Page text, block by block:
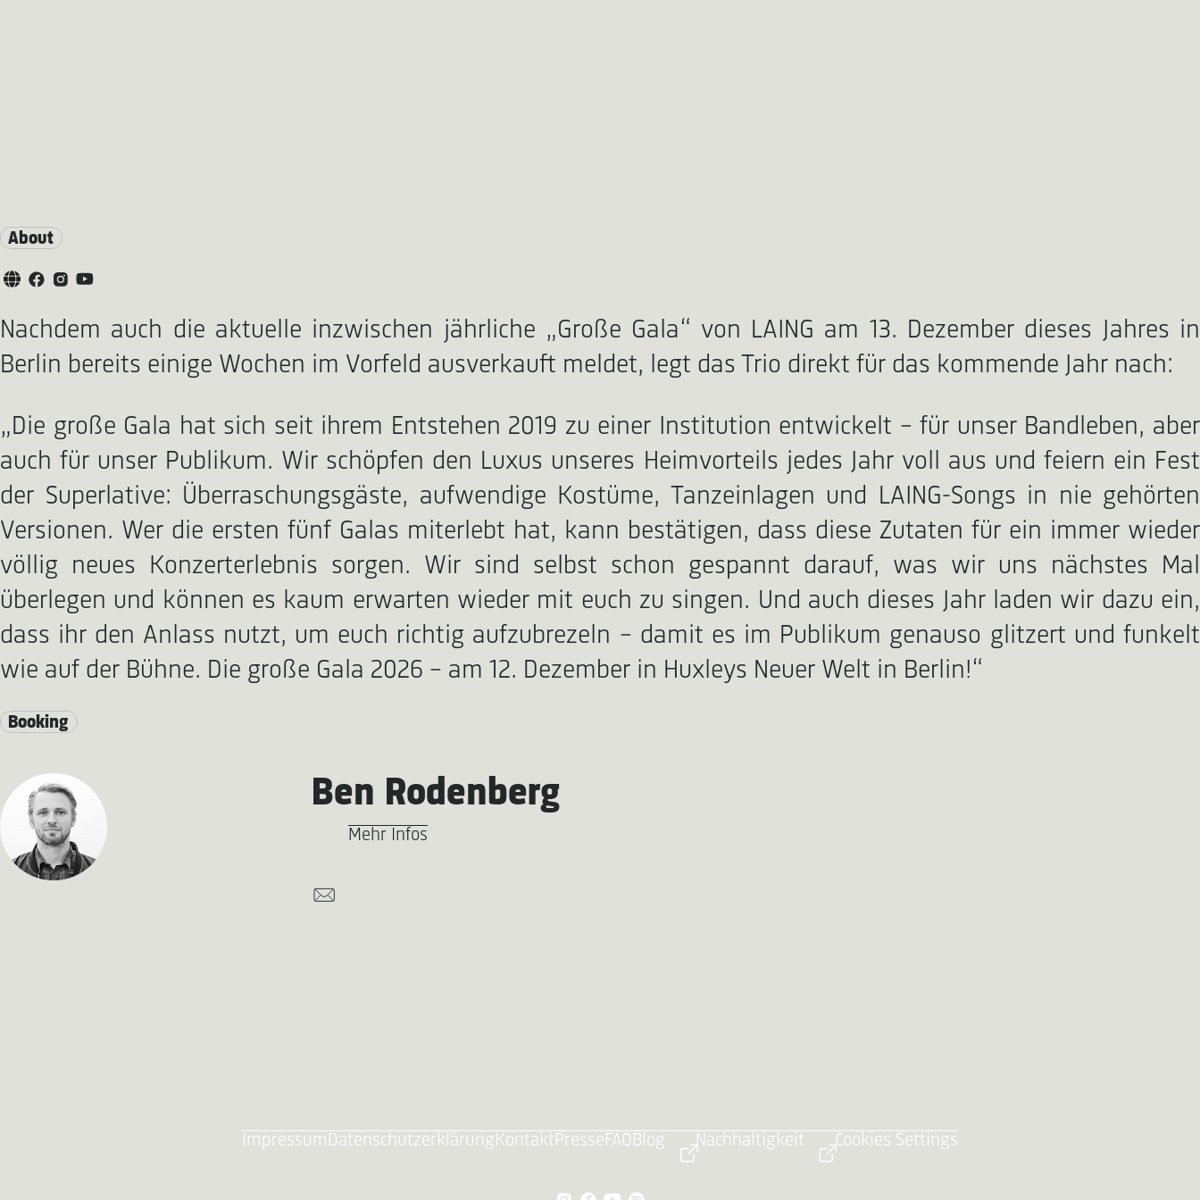
About
Nachdem auch die aktuelle inzwischen jährliche „Große Gala“ von LAING am 13. Dezember dieses Jahres in
Berlin bereits einige Wochen im Vorfeld ausverkauft meldet, legt das Trio direkt für das kommende Jahr nach:
„Die große Gala hat sich seit ihrem Entstehen 2019 zu einer Institution entwickelt – für unser Bandleben, aber
auch für unser Publikum. Wir schöpfen den Luxus unseres Heimvorteils jedes Jahr voll aus und feiern ein Fest
der Superlative: Überraschungsgäste, aufwendige Kostüme, Tanzeinlagen und LAING-Songs in nie gehörten
Versionen. Wer die ersten fünf Galas miterlebt hat, kann bestätigen, dass diese Zutaten für ein immer wieder
völlig neues Konzerterlebnis sorgen. Wir sind selbst schon gespannt darauf, was wir uns nächstes Mal
überlegen und können es kaum erwarten wieder mit euch zu singen. Und auch dieses Jahr laden wir dazu ein,
dass ihr den Anlass nutzt, um euch richtig aufzubrezeln - damit es im Publikum genauso glitzert und funkelt
wie auf der Bühne. Die große Gala 2026 - am 12. Dezember in Huxleys Neuer Welt in Berlin!“
Booking
Ben Rodenberg
Mehr Infos
ImpressumDatenschutzerklärungKontaktPresseFAQBlog Nachhaltigkeit Cookies Settings